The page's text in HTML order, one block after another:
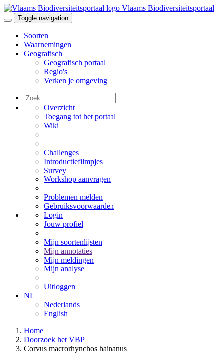
Vlaams Biodiversiteitsportaal
Toggle navigation
Soorten
Waarnemingen
Geografisch
Geografisch portaal
Regio's
Verken je omgeving
Overzicht
Toegang tot het portaal
Wiki
Challenges
Introductiefilmpjes
Survey
Workshop aanvragen
Problemen melden
Gebruiksvoorwaarden
Login
Jouw profiel
Mijn soortenlijsten
Mijn annotaties
Mijn meldingen
Mijn analyse
Uitloggen
NL
Nederlands
English
Home
Doorzoek het VBP
Corvus macrorhynchos hainanus